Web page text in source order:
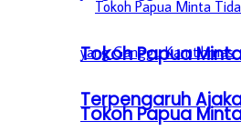
Tokoh Papua
Terpengaruh
Tokoh Papua